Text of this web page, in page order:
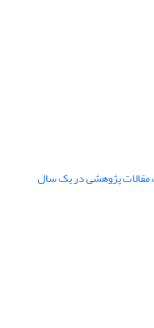
مقالات پژوهشی در یک سال